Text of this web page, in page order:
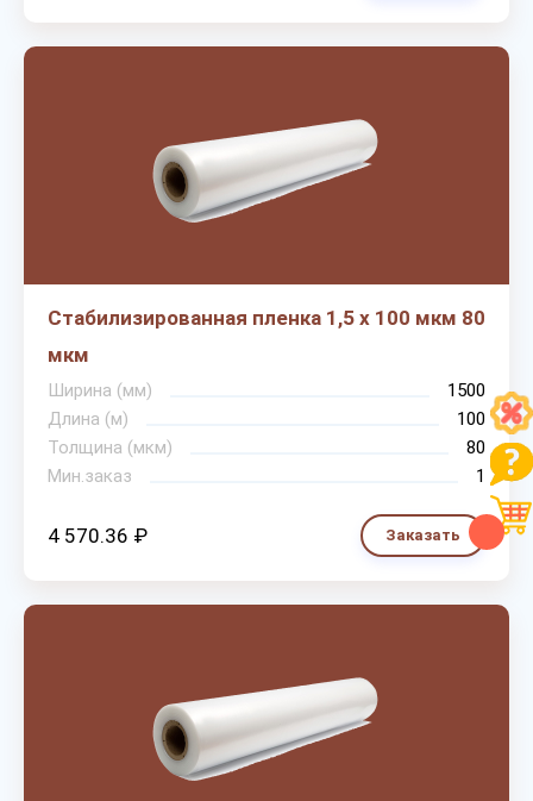
Стабилизированная пленка 1,5 х 100 мкм 80
мкм
Ширина (мм)
1500
Длина (м)
100
Толщина (мкм)
80
Мин.заказ
1
4 570.36 ₽ Заказать